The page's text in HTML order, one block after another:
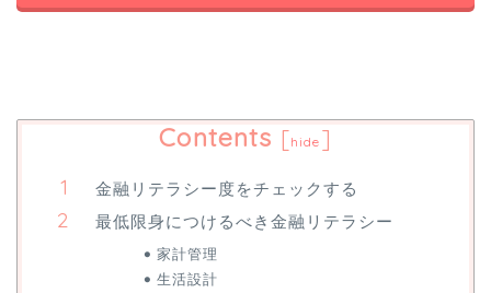
Contents [hide ]
金融リテラシー度をチェックする
最低限身につけるべき金融リテラシー
家計管理
生活設計